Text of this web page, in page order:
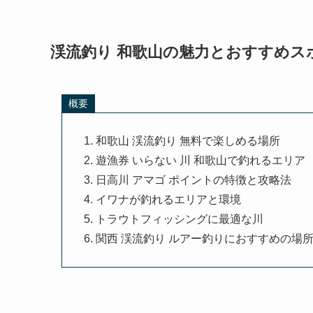
渓流釣り 和歌山の魅力とおすすめス
概要
和歌山 渓流釣り 無料で楽しめる場所
遊漁券 いらない 川 和歌山で釣れるエリア
日高川 アマゴ ポイントの特徴と攻略法
イワナが釣れるエリアと環境
トラウトフィッシングに最適な川
関西 渓流釣り ルアー釣りにおすすめの場所